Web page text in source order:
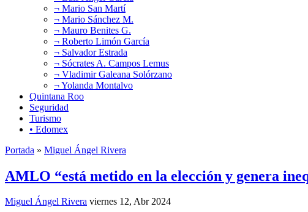
¬ Mario San Martí
¬ Mario Sánchez M.
¬ Mauro Benites G.
¬ Roberto Limón García
¬ Salvador Estrada
¬ Sócrates A. Campos Lemus
¬ Vladimir Galeana Solórzano
¬ Yolanda Montalvo
Quintana Roo
Seguridad
Turismo
• Edomex
Portada » Miguel Ángel Rivera
AMLO “está metido en la elección y genera
Miguel Ángel Rivera viernes 12, Abr 2024